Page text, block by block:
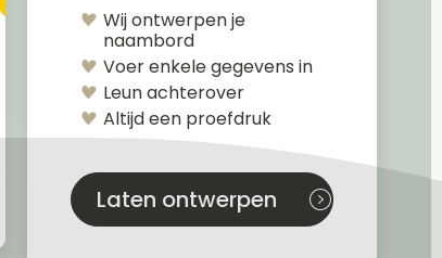
Wij ontwerpen je
naambord
Voer enkele gegevens in
Leun achterover
Altijd een proefdruk
Laten ontwerpen